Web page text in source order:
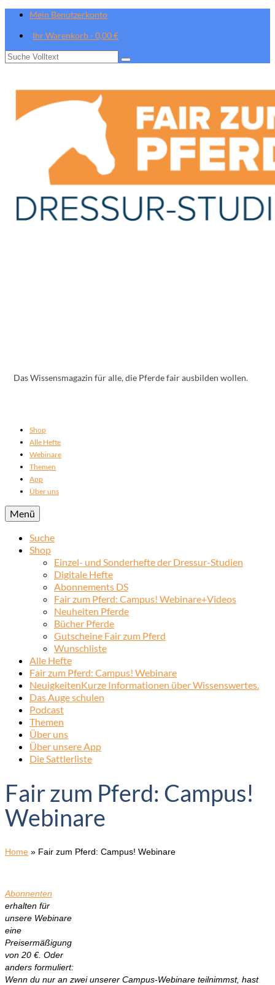
Mein Benutzerkonto
Ihr Warenkorb-0,00€
Suche
Das Wissensmagazin für alle, die Pferde fair ausbilden wollen.
Shop
Alle Hefte
Webinare
Themen
App
Über uns
Menü
Suche
Shop
Einzel- und Sonderhefte der Dressur-Studien
Digitale Hefte
Abonnements DS
Fair zum Pferd: Campus! Webinare+Videos
Neuheiten Pferde
Bücher Pferde
Gutscheine Fair zum Pferd
Wunschliste
Alle Hefte
Fair zum Pferd: Campus! Webinare
NeuigkeitenKurze Informationen über Wissenswertes.
Das Auge schulen
Podcast
Themen
Über uns
Über unsere App
Die Sattlerliste
Fair zum Pferd: Campus!
Webinare
Home » Fair zum Pferd: Campus! Webinare
Abonnenten
erhalten für
unsere Webinare
eine
Preisermäßigung
von 20 €. Oder
anders formuliert:
Wenn du nur an zwei unserer Campus-Webinare teilnimmst, hast